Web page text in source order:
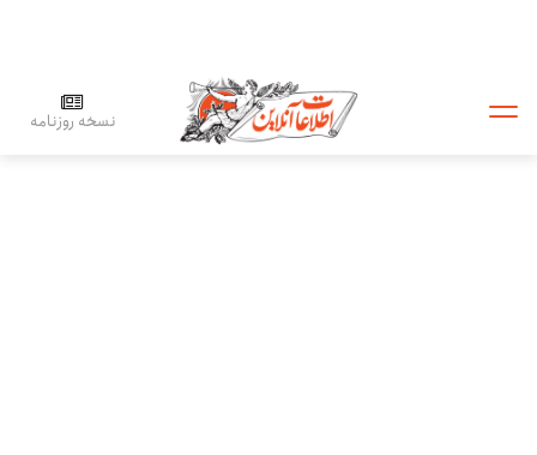
نسخه روزنامه